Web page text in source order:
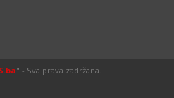
" - Sva prava zadržana.